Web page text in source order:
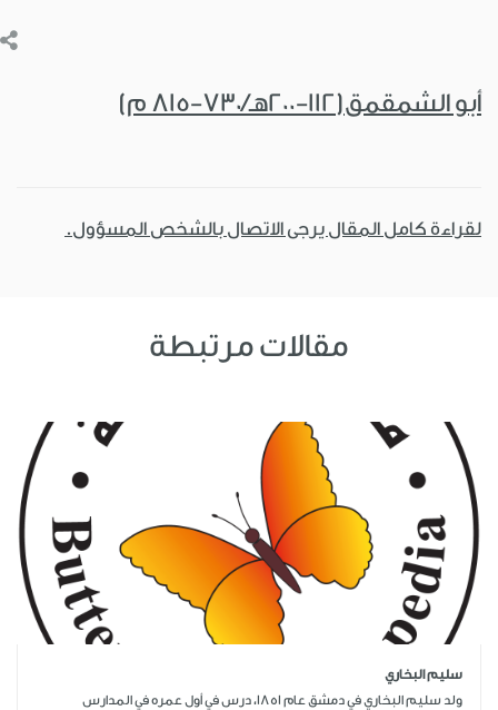
أبو الشمقمق(112-200هـ/730-815 م)
لقراءة كامل المقال يرجى الاتصال بالشخص المسؤول.
مقالات مرتبطة
سليم البخاري
ولد سليم البخاري في دمشق عام 1851، درس في أول عمره في المدارس